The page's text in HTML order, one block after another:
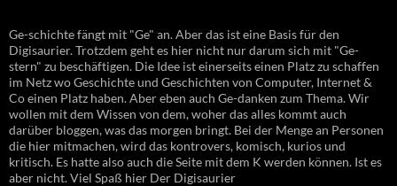
Ge-schichte fängt mit "Ge" an. Aber das ist eine Basis für den
Digisaurier. Trotzdem geht es hier nicht nur darum sich mit "Ge-
stern" zu beschäftigen. Die Idee ist einerseits einen Platz zu schaffen
im Netz wo Geschichte und Geschichten von Computer, Internet &
Co einen Platz haben. Aber eben auch Ge-danken zum Thema. Wir
wollen mit dem Wissen von dem, woher das alles kommt auch
darüber bloggen, was das morgen bringt. Bei der Menge an Personen
die hier mitmachen, wird das kontrovers, komisch, kurios und
kritisch. Es hatte also auch die Seite mit dem K werden können. Ist es
aber nicht. Viel Spaß hier Der Digisaurier